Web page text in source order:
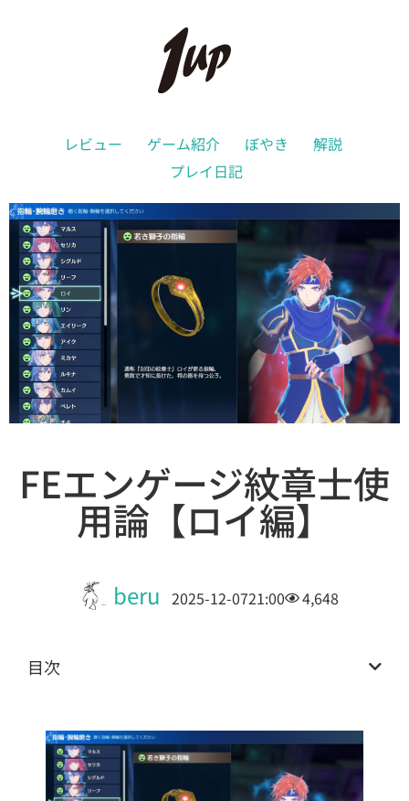
レビュー ゲーム紹介 ぼやき
解説
プレイ日記
FEエンゲージ紋章士使
用論【ロイ編】
beru 2025-12-0721:00 4,648
目次